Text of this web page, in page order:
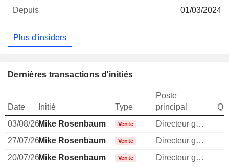
01/03/2024
Plus d'insiders
Dernières transactions d'initiés
Date Initié Type
Poste
principal
03/08/26Mike Rosenbaum Vente Directeur general
27/07/26Mike Rosenbaum Vente Directeur general
20/07/26Mike Rosenbaum Vente Directeur general